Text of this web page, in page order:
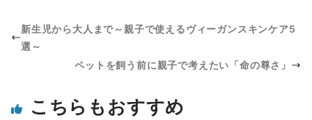
新生児から大人まで～親子で使えるヴィーガンスキンケア5
選～
ペットを飼う前に親子で考えたい「命の尊さ」
こちらもおすすめ